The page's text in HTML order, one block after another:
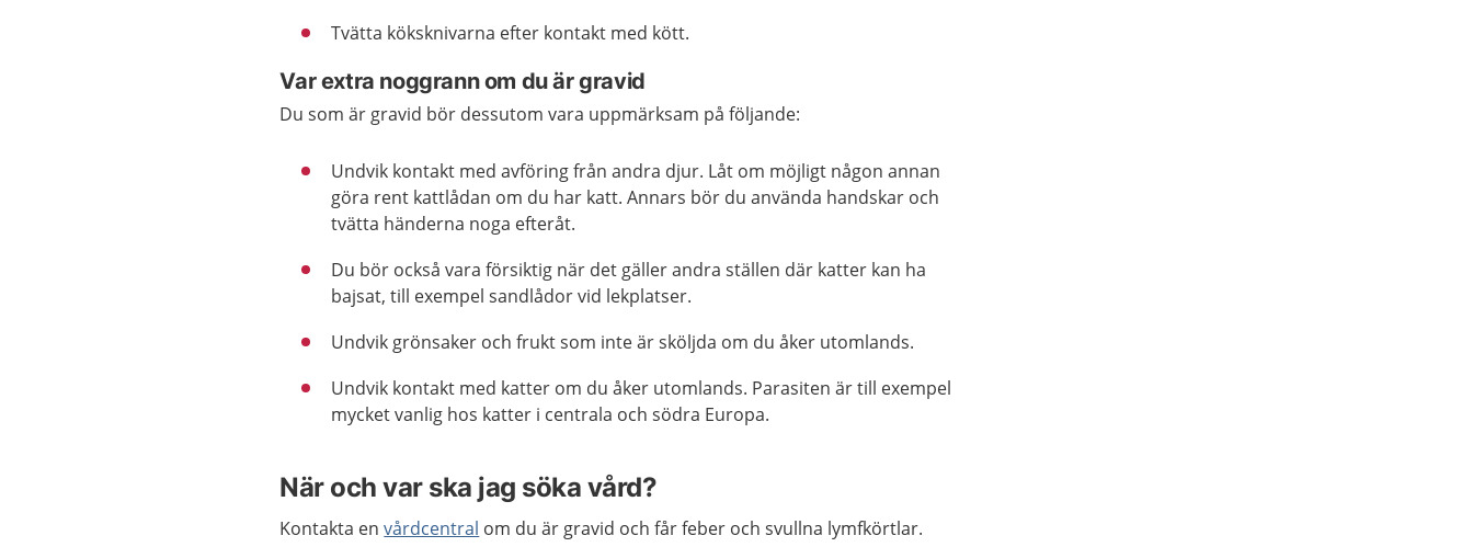
Tvätta köksknivarna efter kontakt med kött.
Var extra noggrann om du är gravid
Du som är gravid bör dessutom vara uppmärksam på följande:
Undvik kontakt med avföring från andra djur. Låt om möjligt någon annan
göra rent kattlådan om du har katt. Annars bör du använda handskar och
tvätta händerna noga efteråt.
Du bör också vara försiktig när det gäller andra ställen där katter kan ha
bajsat, till exempel sandlådor vid lekplatser.
Undvik grönsaker och frukt som inte är sköljda om du åker utomlands.
Undvik kontakt med katter om du åker utomlands. Parasiten är till exempel
mycket vanlig hos katter i centrala och södra Europa.
När och var ska jag söka vård?
Kontakta envårdcentral om du är gravid och får feber och svullna lymfkörtlar.